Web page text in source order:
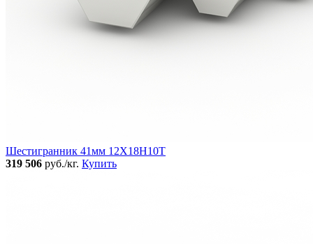
Шестигранник 41мм 12Х18Н10Т
319 506 руб./кг. Купить